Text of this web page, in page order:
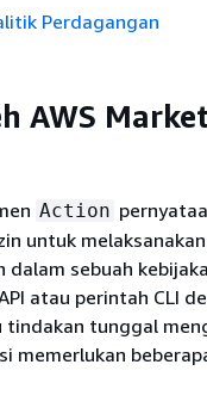
Perdagangan
AWS
Action
untuk
dalam sebuah
atau perintah CLI
tindakan tunggal
memerlukan